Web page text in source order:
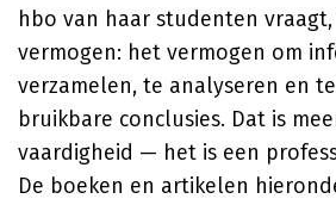
hbo van haar studenten
vermogen: het vermogen om
verzamelen, te analyseren en
bruikbare conclusies. Dat is
vaardigheid — het is een
De boeken en artikelen